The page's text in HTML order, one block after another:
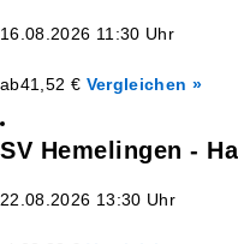
16.08.2026 11:30 Uhr
ab41,52 € Vergleichen »
SV Hemelingen -
22.08.2026 13:30 Uhr